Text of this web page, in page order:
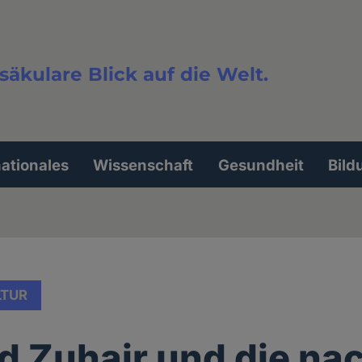
Blick auf die Welt.
Wissenschaft Gesundheit